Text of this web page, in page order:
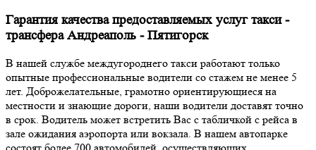
Гарантия качества предоставляемых услуг такси -
трансфера Андреаполь - Пятигорск
В нашей службе междугороднего такси работают только
опытные профессиональные водители со стажем не менее 5
лет. Доброжелательные, грамотно ориентирующиеся на
местности и знающие дороги, наши водители доставят точно
в срок. Водитель может встретить Вас с табличкой с рейса в
зале ожидания аэропорта или вокзала. В нашем автопарке